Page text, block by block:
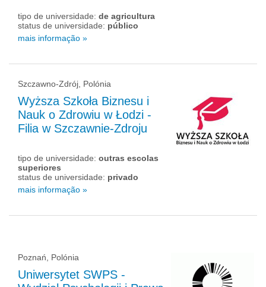
tipo de universidade: de agricultura
status de universidade: público
mais informação »
Szczawno-Zdrój, Polónia
Wyższa Szkoła Biznesu i
Nauk o Zdrowiu w Łodzi -
Filia w Szczawnie-Zdroju
tipo de universidade: outras escolas
superiores
status de universidade: privado
mais informação »
Poznań, Polónia
Uniwersytet SWPS -